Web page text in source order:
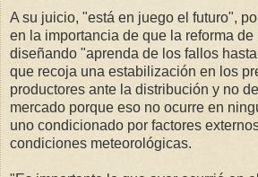
A su juicio, "está en juego el futuro",
en la importancia de que la reforma de
diseñando "aprenda de los fallos
que recoja una estabilización en los
productores ante la distribución y no
mercado porque eso no ocurre en
uno condicionado por factores
condiciones meteorológicas.